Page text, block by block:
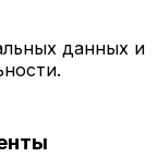
данных и
.